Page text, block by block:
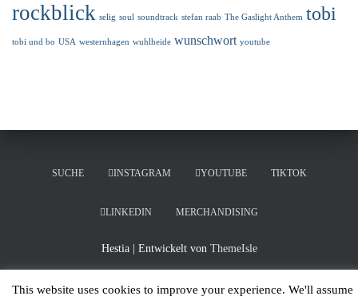
rockblick selig soul soundtrack stefan raab The Gaslight Anthem tobi
tobi und bo USA westernhagen wuhlheide wunschwort youtube
SUCHE INSTAGRAM YOUTUBE TIKTOK
LINKEDIN MERCHANDISING
Hestia | Entwickelt von ThemeIsle
This website uses cookies to improve your experience. We'll assume